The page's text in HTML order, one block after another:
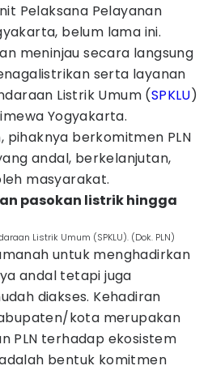
Pelaksana Pelayanan
belum lama ini.
meninjau secara langsung
serta layanan
Listrik Umum (SPKLU)
Yogyakarta.
pihaknya berkomitmen PLN
andal, berkelanjutan,
masyarakat.
pasokan listrik hingga
Listrik Umum (SPKLU). (Dok. PLN)
untuk menghadirkan
andal tetapi juga
diakses. Kehadiran
kota merupakan
PLN terhadap ekosistem
bentuk komitmen